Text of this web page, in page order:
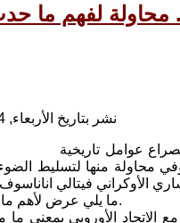
محاولة لفهم
نشر بتاريخ الأربعاء, 04 كانون1/ديسمبر 2013 20:33
عوامل تاريخية
وفي محاولة منها لتسليط
الأوكراني فيتالي
ما يلي عرض لأهم ما ورد في تحليله للوحة الصراع في بلده.
الأوروبي بمعنى ما